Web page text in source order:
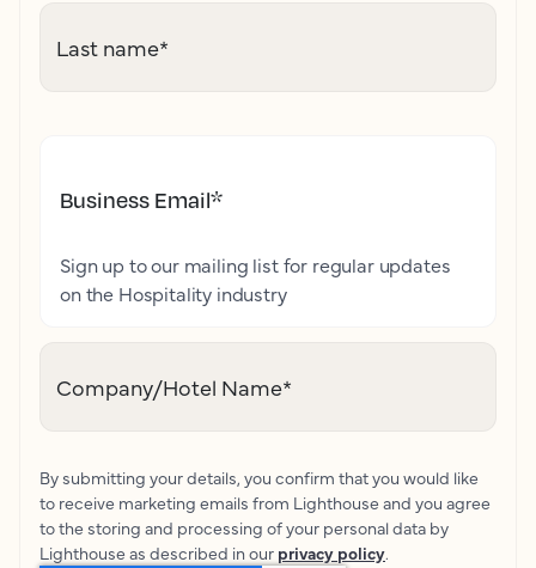
Last name*
Business Email*
Sign up to our mailing list for regular updates
on the Hospitality industry
Company/Hotel Name*
By submitting your details, you confirm that you would like
to receive marketing emails from Lighthouse and you agree
to the storing and processing of your personal data by
Lighthouse as described in our privacy policy.